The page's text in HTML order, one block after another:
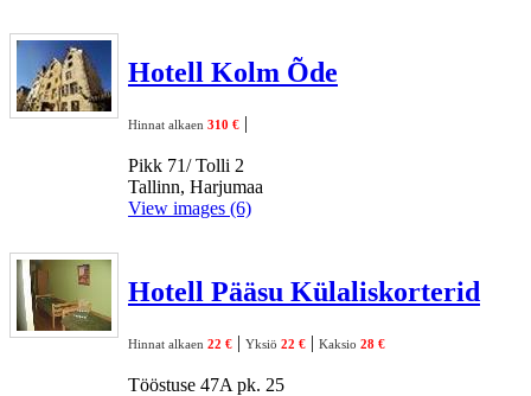
Hotell Kolm Õde
Hinnat alkaen 310 € |
Pikk 71/ Tolli 2
Tallinn, Harjumaa
View images (6)
Hotell Pääsu Külaliskorterid
Hinnat alkaen 22 € | Yksiö 22 € | Kaksio 28 €
Tööstuse 47A pk. 25